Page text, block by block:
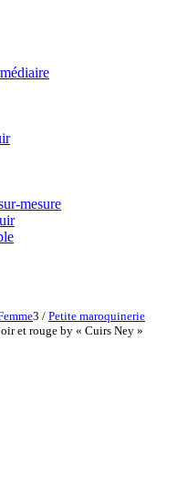
mesure
3 / Petite maroquinerie
et rouge by « Cuirs Ney »